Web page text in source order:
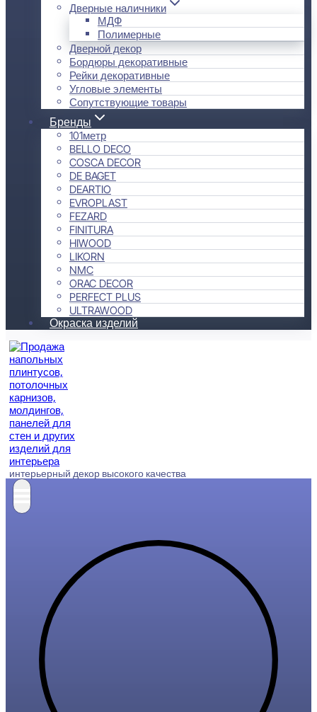
Дверные наличники
МДФ
Полимерные
Дверной декор
Бордюры декоративные
Рейки декоративные
Угловые элементы
Сопутствующие товары
Бренды
101метр
BELLO DECO
COSCA DECOR
DE BAGET
DEARTIO
EVROPLAST
FEZARD
FINITURA
HIWOOD
LIKORN
NMC
ORAC DECOR
PERFECT PLUS
ULTRAWOOD
Окраска изделий
интерьерный декор высокого качества